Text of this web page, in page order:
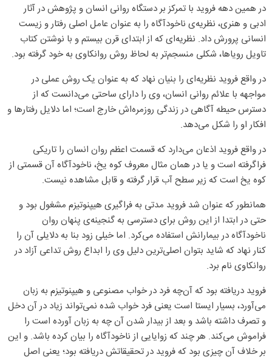
در همین دهه فروید با تمرکز بر دستگاه روانی انسان و پژوهش در آثار
ادبی و هنری، نظریه‌ی ناخودآگاه را به عنوان عامل اصلی رفتار و زیست
انسانی پرورش داد. نظریه‌ای که از ابتدای قرن بیستم و با نوشتن کتاب
تاویل رویا‌ها، شکلی منسجم‌تر به لحاظ روش روانکاوی به خود گرفته بود.
در واقع فروید نظریه‌ای را بنیان نهاد که به عنوان یک روش عملی در
مواجهه با علائم روانی انسان، وی را دارای ساحتی می‌دانست که از
دسترس حیطه آگاهی در زندگی روزمره‌اش خارج است؛ اما دلایل رفتارها و
افکار او را شکل می‌دهد.
در واقع فروید اذعان می‌دارد که قسمت اعظم روان انسان را تاریکی
فرا‌گرفته است و یا در همان مثال معروف کوه یخ، ناخودآگاه آن قسمتی از
کوه یخ است که زیر سطح آب قرار گرفته و قابل مشاهده نیست.
همانطور که عنوان شد فروید مدتی به فراگیری هیپنوتیزم مشغول بود و
حتی در ابتدا از این روش برای دسترسی به گنجینه‌ی پنهان روان
ناخودآگاه در بیمارانش استفاده می‌کرد. اما خیلی زود بنا به دلایلی آن را
کنار نهاد که شاید بتوان اصلی‌ترین دلیل وی را ابداع روش تداعی آزاد در
روانکاوی نام برد.
فروید دریافته بود که آن‌چه فرد در خواب مصنوعی و هیپنوتیزم به زبان
می‌آورد، بسیار ایستا است یعنی فرد خواب شده نمی‌تواند زیاد در آن دخل
و تصرف داشته باشد و بعد از بیدار شدن آن چه به زبان آورده است را
فراموش می‌کند. هر چند که زوایایی از ناخودآگاه را بیان کرده باشد. و این
بر خلاف آن چیزی بود که فروید در تحقیقاتش دریافته بود؛ یعنی اصل